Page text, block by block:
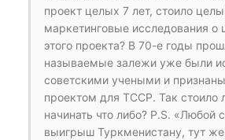
проект целых 7 лет, стоило
маркетинговые исследования о
этого проекта? В 70-е годы
называемые залежи уже были
советскими учеными и
проектом для ТССР. Так стоило
начинать что либо? P.S. «Любой
выигрыш Туркменистану, тут же